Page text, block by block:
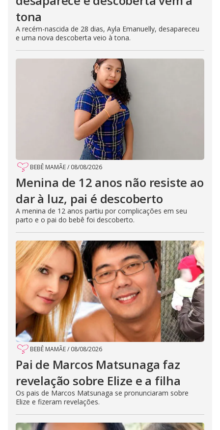
tona
A recém-nascida de 28 dias, Ayla Emanuelly, desapareceu
e uma nova descoberta veio à tona.
BEBÊ MAMÃE/ 08/08/2026
Menina de 12 anos não resiste ao
dar à luz, pai é descoberto
A menina de 12 anos partiu por complicações em seu
parto e o pai do bebê foi descoberto.
BEBÊ MAMÃE/ 08/08/2026
Pai de Marcos Matsunaga faz
revelação sobre Elize e a filha
Os pais de Marcos Matsunaga se pronunciaram sobre
Elize e fizeram revelações.